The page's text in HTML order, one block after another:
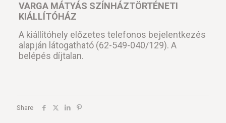
VARGA MÁTYÁS SZÍNHÁZTÖRTÉNETI
KIÁLLÍTÓHÁZ
A kiállítóhely előzetes telefonos bejelentkezés
alapján látogatható (62-549-040/129). A
belépés díjtalan.
Share